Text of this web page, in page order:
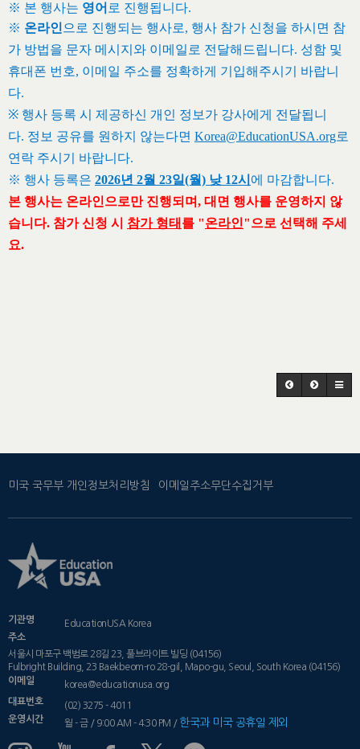
※ 본 행사는 영어 로 진행됩니다.
※ 온라인 으로 진행되는 행사로, 행사 참가 신청을 하시면 참
가 방법을 문자 메시지와 이메일로 전달해드립니다. 성함 및
휴대폰 번호, 이메일 주소를 정확하게 기입해주시기 바랍니
다.
※ 행사 등록 시 제공하신 개인 정보가 강사에게 전달됩니
다. 정보 공유를 원하지 않는다면 Korea@EducationUSA.org로
연락 주시기 바랍니다.
※ 행사 등록은 2026년 2월 23일(월) 낮 12시 에 마감합니다.
본 행사는 온라인으로만 진행되며, 대면 행사를 운영하지 않
습니다. 참가 신청 시 참가 형태 를 "온라인"으로 선택해 주세
요.
미국 국무부 개인정보처리방침 이메일주소무단수집거부
기관명
EducationUSA Korea
주소
서울시 마포구 백범로 28길 23, 풀브라이트 빌딩 (04156)
Fulbright Building, 23 Baekbeom-ro 28-gil, Mapo-gu, Seoul, South Korea (04156)
이메일
korea@educationusa.org
대표번호
(02) 3275 - 4011
운영시간
월 - 금 / 9:00 AM - 4:30 PM / 한국과 미국 공휴일 제외